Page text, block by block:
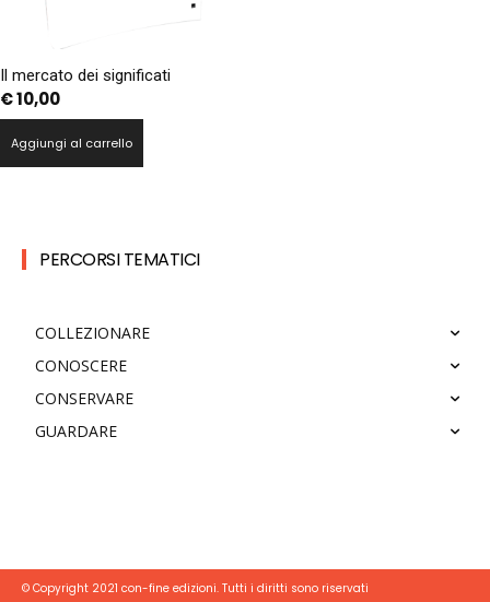
Il mercato dei significati
€10,00
Aggiungi al carrello
PERCORSI TEMATICI
COLLEZIONARE
CONOSCERE
CONSERVARE
GUARDARE
© Copyright 2021 con-fine edizioni. Tutti i diritti sono riservati